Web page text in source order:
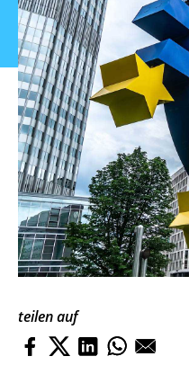
teilen auf